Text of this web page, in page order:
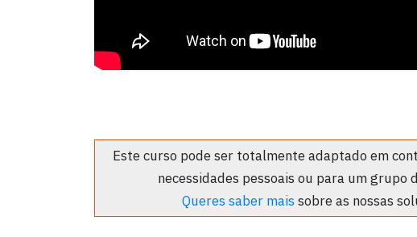
Este curso pode ser totalmente adaptado em
necessidades pessoais ou para um grupo
Queres saber mais sobre as nossas